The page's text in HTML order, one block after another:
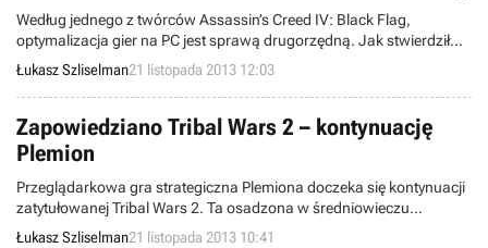
Według jednego z twórców Assassin’s Creed IV: Black Flag,
optymalizacja gier na PC jest sprawą drugorzędną. Jak stwierdził
Sylvain Trottier ze studia Ubisoft Montreal, jeśli tytuł działa zbyt
wolno, wystarczy zainwestować w nową kartę grafiki.
Łukasz Szliselman21 listopada 2013 12:03
Zapowiedziano Tribal Wars 2 – kontynuację
Plemion
Przeglądarkowa gra strategiczna Plemiona doczeka się kontynuacji
zatytułowanej Tribal Wars 2. Ta osadzona w średniowieczu
produkcja będzie bazować na starym pomyśle, ale rozbuduje go o
Łukasz Szliselman21 listopada 2013 10:41